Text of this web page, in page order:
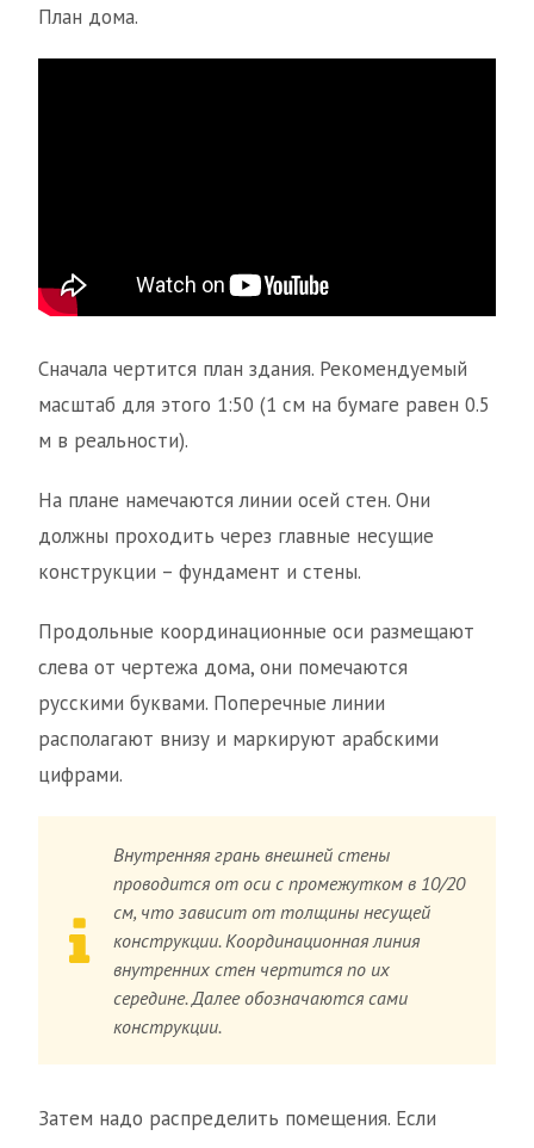
План дома.
Сначала чертится план здания. Рекомендуемый
масштаб для этого 1:50 (1 см на бумаге равен 0.5
м в реальности).
На плане намечаются линии осей стен. Они
должны проходить через главные несущие
конструкции – фундамент и стены.
Продольные координационные оси размещают
слева от чертежа дома, они помечаются
русскими буквами. Поперечные линии
располагают внизу и маркируют арабскими
цифрами.
Внутренняя грань внешней стены
проводится от оси с промежутком в 10/20
см, что зависит от толщины несущей
конструкции. Координационная линия
внутренних стен чертится по их
середине. Далее обозначаются сами
конструкции.
Затем надо распределить помещения. Если